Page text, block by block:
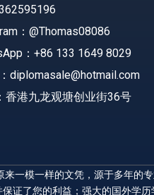
：@Thomas08086
：+86 133 1649 8029
diplomasale@hotmail.com
香港九龙观塘创业街36号
一模一样的文凭，源于多年的
证了您的利益；强大的国外学